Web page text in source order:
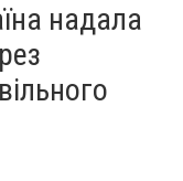
надала